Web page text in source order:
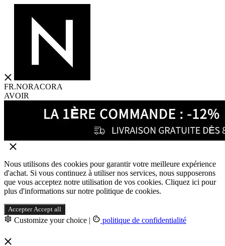
FR.NORACORA
AVOIR
Nous utilisons des cookies pour garantir votre meilleure expérience
d'achat. Si vous continuez à utiliser nos services, nous supposerons
que vous acceptez notre utilisation de vos cookies. Cliquez ici pour
plus d'informations sur notre politique de cookies.
Accepter Accept all
Customize your choice | politique de confidentialité